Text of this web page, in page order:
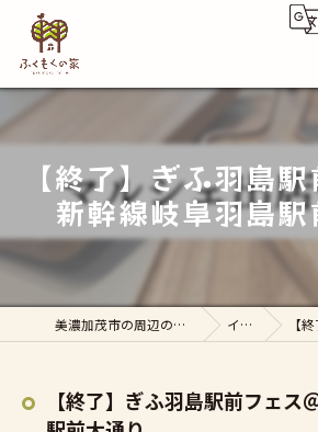
【終了】ぎふ羽島
新幹線岐阜羽島駅
美濃加茂市の周辺の注文住宅はふくもくの家 イベント 【終了
【終了】ぎふ羽島駅前フェス